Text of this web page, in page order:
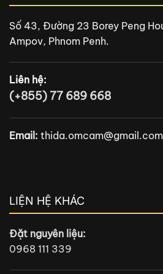
Số 43, Đường 23 Borey Peng
Ampov, Phnom Penh.
Liên hệ:
(+855) 77 689 668
Email: thida.omcam@gmail.com
LIỆN HỆ KHÁC
Đặt nguyên liệu:
0968 111 339